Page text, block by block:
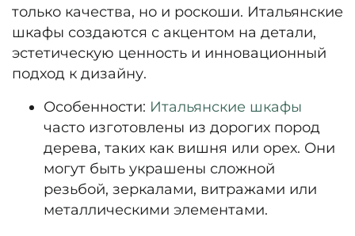
только качества, но и роскоши. Итальянские
шкафы создаются с акцентом на детали,
эстетическую ценность и инновационный
подход к дизайну.
Особенности: Итальянские шкафы
часто изготовлены из дорогих пород
дерева, таких как вишня или орех. Они
могут быть украшены сложной
резьбой, зеркалами, витражами или
металлическими элементами.